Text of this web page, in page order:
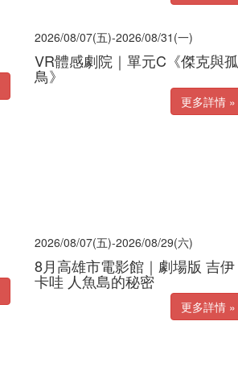
2026/08/07(五)-2026/08/31(一)
VR體感劇院｜單元C《傑克與孤
鳥》
更多詳情 »
2026/08/07(五)-2026/08/29(六)
8月高雄市電影館｜劇場版 吉伊
卡哇 人魚島的秘密
更多詳情 »